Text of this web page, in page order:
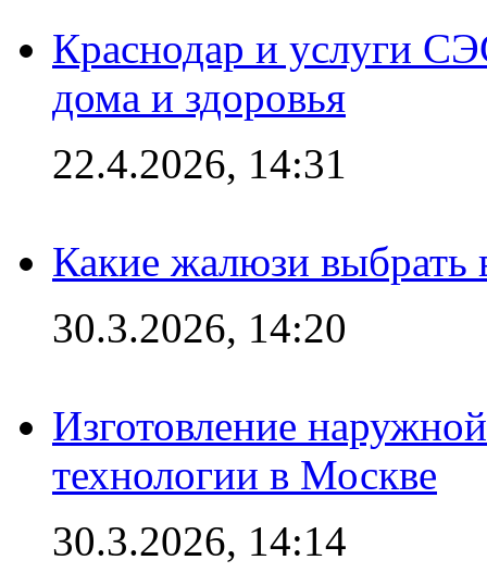
Краснодар и услуги
дома и здоровья
22.4.2026, 14:31
Какие жалюзи выбрать
30.3.2026, 14:20
Изготовление
технологии в Москве
30.3.2026, 14:14